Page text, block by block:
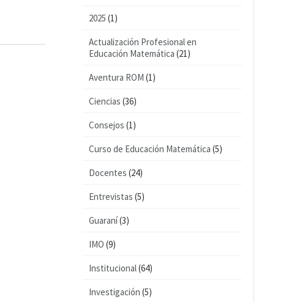
2025 (1)
Actualización Profesional en
Educación Matemática (21)
Aventura ROM (1)
Ciencias (36)
Consejos (1)
Curso de Educación Matemática (5)
Docentes (24)
Entrevistas (5)
Guaraní(3)
IMO (9)
Institucional(64)
Investigación (5)